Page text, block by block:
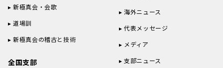
新極真会・会歌
道場訓
新極真会の稽古と技術
全国支部
海外ニュース
代表メッセージ
メディア
支部ニュース